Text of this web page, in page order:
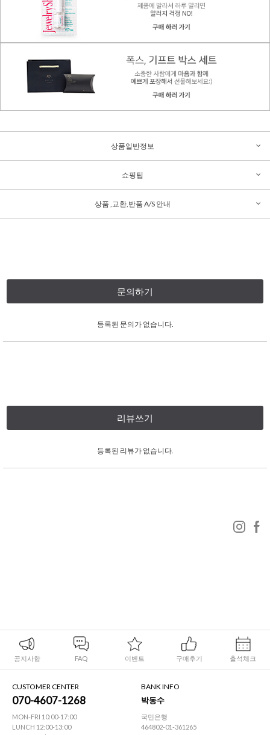
상품일반정보
쇼핑팁
상품 ,교환,반품 A/S 안내
문의하기
등록된 문의가 없습니다.
리뷰쓰기
등록된 리뷰가 없습니다.
공지사항 FAQ 이벤트 구매후기 출석체크
CUSTOMER CENTER
070-4607-1268
MON-FRI 10:00-17:00
LUNCH 12:00-13:00
BANK INFO
박동수
국민은행
464802-01-361265